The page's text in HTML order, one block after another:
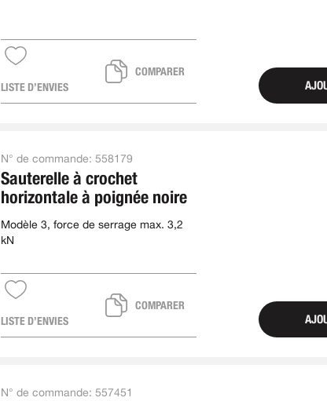
LISTE D’ENVIES
COMPARER
N° de commande: 558179
Sauterelle à crochet
horizontale à poignée noire
Modèle 3, force de serrage max. 3,2
kN
LISTE D’ENVIES
COMPARER
N° de commande: 557451